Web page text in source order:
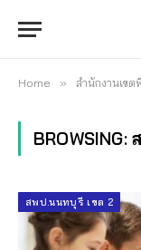
Home » สำนักงานเข
BROWSING:
สพป.นนทบุรี เขต 2